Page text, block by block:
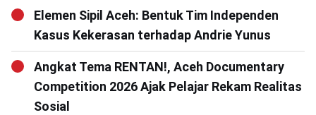
Elemen Sipil Aceh: Bentuk Tim Independen
Kasus Kekerasan terhadap Andrie Yunus
Angkat Tema RENTAN!, Aceh Documentary
Competition 2026 Ajak Pelajar Rekam Realitas
Sosial